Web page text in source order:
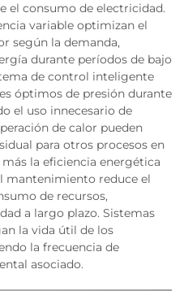
el consumo de electricidad.
variable optimizan el
según la demanda,
durante períodos de bajo
de control inteligente
óptimos de presión durante
el uso innecesario de
de calor pueden
para otros procesos en
la eficiencia energética
mantenimiento reduce el
de recursos,
a largo plazo. Sistemas
la vida útil de los
la frecuencia de
asociado.